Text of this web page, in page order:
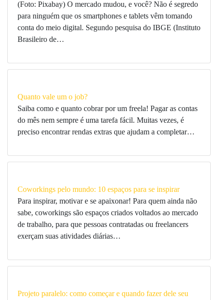
(Foto: Pixabay) O mercado mudou, e você? Não é segredo
para ninguém que os smartphones e tablets vêm tomando
conta do meio digital. Segundo pesquisa do IBGE (Instituto
Brasileiro de…
Quanto vale um o job?
Saiba como e quanto cobrar por um freela! Pagar as contas
do mês nem sempre é uma tarefa fácil. Muitas vezes, é
preciso encontrar rendas extras que ajudam a completar…
Coworkings pelo mundo: 10 espaços para se inspirar
Para inspirar, motivar e se apaixonar! Para quem ainda não
sabe, coworkings são espaços criados voltados ao mercado
de trabalho, para que pessoas contratadas ou freelancers
exerçam suas atividades diárias…
Projeto paralelo: como começar e quando fazer dele seu